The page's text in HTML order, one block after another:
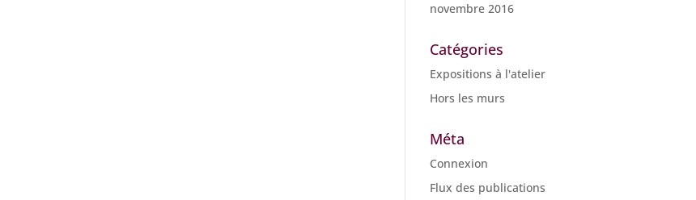
novembre 2016
Catégories
Expositions à l'atelier
Hors les murs
Méta
Connexion
Flux des publications